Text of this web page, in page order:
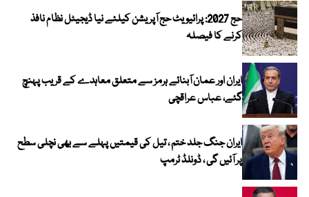
حج 2027: پرائیویٹ حج آپریشن کیلئے نیا ڈیجیٹل نظام نافذ
کرنے کا فیصلہ
ایران اور عمان آبنائے ہرمز سے متعلق معاہدے کے قریب پہنچ
گئے، عباس عراقچی
ایران جنگ جلد ختم ، تیل کی قیمتیں پہلے سے بھی نچلی سطح
پر آئیں گی ، ڈونلڈ ٹرمپ